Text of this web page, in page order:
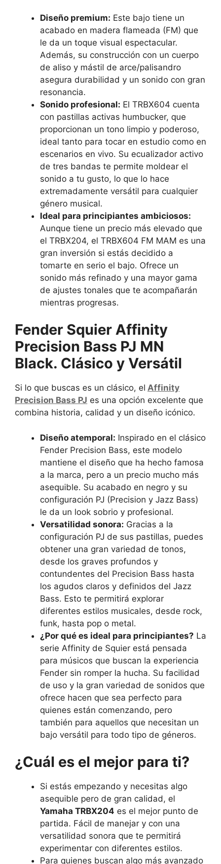
Diseño premium: Este bajo tiene un
acabado en madera flameada (FM) que
le da un toque visual espectacular.
Además, su construcción con un cuerpo
de aliso y mástil de arce/palisandro
asegura durabilidad y un sonido con gran
resonancia.
Sonido profesional: El TRBX604 cuenta
con pastillas activas humbucker, que
proporcionan un tono limpio y poderoso,
ideal tanto para tocar en estudio como en
escenarios en vivo. Su ecualizador activo
de tres bandas te permite moldear el
sonido a tu gusto, lo que lo hace
extremadamente versátil para cualquier
género musical.
Ideal para principiantes ambiciosos:
Aunque tiene un precio más elevado que
el TRBX204, el TRBX604 FM MAM es una
gran inversión si estás decidido a
tomarte en serio el bajo. Ofrece un
sonido más refinado y una mayor gama
de ajustes tonales que te acompañarán
mientras progresas.
Fender Squier Affinity
Precision Bass PJ MN
Black. Clásico y Versátil
Si lo que buscas es un clásico, el Affinity
Precision Bass PJ es una opción excelente que
combina historia, calidad y un diseño icónico.
Diseño atemporal: Inspirado en el clásico
Fender Precision Bass, este modelo
mantiene el diseño que ha hecho famosa
a la marca, pero a un precio mucho más
asequible. Su acabado en negro y su
configuración PJ (Precision y Jazz Bass)
le da un look sobrio y profesional.
Versatilidad sonora: Gracias a la
configuración PJ de sus pastillas, puedes
obtener una gran variedad de tonos,
desde los graves profundos y
contundentes del Precision Bass hasta
los agudos claros y definidos del Jazz
Bass. Esto te permitirá explorar
diferentes estilos musicales, desde rock,
funk, hasta pop o metal.
¿Por qué es ideal para principiantes? La
serie Affinity de Squier está pensada
para músicos que buscan la experiencia
Fender sin romper la hucha. Su facilidad
de uso y la gran variedad de sonidos que
ofrece hacen que sea perfecto para
quienes están comenzando, pero
también para aquellos que necesitan un
bajo versátil para todo tipo de géneros.
¿Cuál es el mejor para ti?
Si estás empezando y necesitas algo
asequible pero de gran calidad, el
Yamaha TRBX204 es el mejor punto de
partida. Fácil de manejar y con una
versatilidad sonora que te permitirá
experimentar con diferentes estilos.
Para quienes buscan algo más avanzado